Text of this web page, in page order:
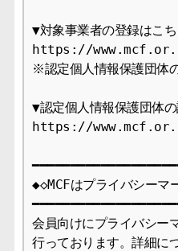
▼対象事業者の登録はこち
https://
※認定個人情報保護団体
▼認定個人情報保護団体
https://
◆◇MCFはプライバシーマ
会員向けにプライバシー
行っております。詳細に